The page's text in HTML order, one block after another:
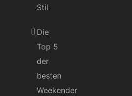
Stil
Die
Top 5
der
besten
Weekender